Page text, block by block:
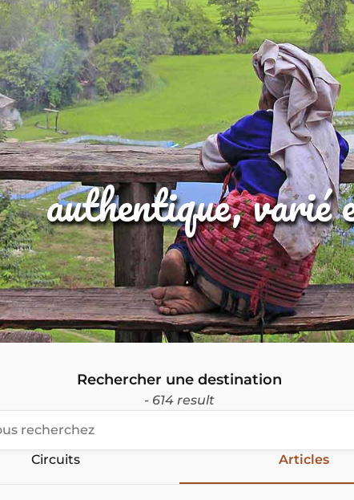
authentique, varié
Rechercher une destination
- 614 result
Circuits Articles